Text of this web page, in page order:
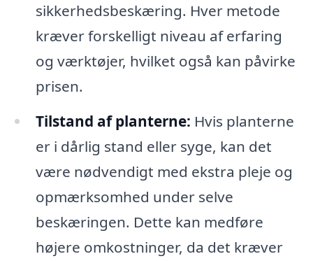
sikkerhedsbeskæring. Hver metode
kræver forskelligt niveau af erfaring
og værktøjer, hvilket også kan påvirke
prisen.
Tilstand af planterne: Hvis planterne
er i dårlig stand eller syge, kan det
være nødvendigt med ekstra pleje og
opmærksomhed under selve
beskæringen. Dette kan medføre
højere omkostninger, da det kræver